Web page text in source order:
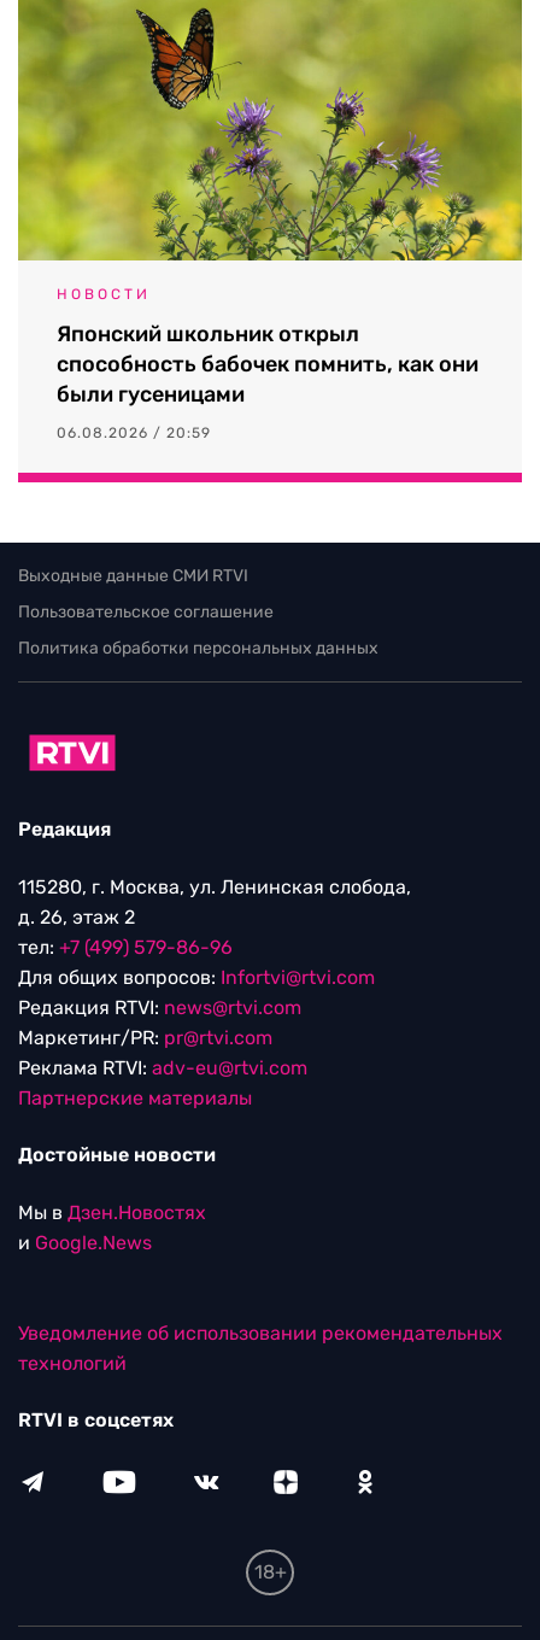
НОВОСТИ
Японский школьник открыл
способность бабочек помнить, как они
были гусеницами
06.08.2026 / 20:59
Выходные данные СМИ RTVI
Пользовательское соглашение
Политика обработки персональных данных
Редакция
115280, г. Москва, ул. Ленинская слобода,
д. 26, этаж 2
тел: +7 (499) 579-86-96
Для общих вопросов: Infortvi@rtvi.com
Редакция RTVI: news@rtvi.com
Маркетинг/PR: pr@rtvi.com
Реклама RTVI: adv-eu@rtvi.com
Партнерские материалы
Достойные новости
Мы в Дзен.Новостях
и Google.News
Уведомление об использовании рекомендательных
технологий
RTVI в соцсетях
18+